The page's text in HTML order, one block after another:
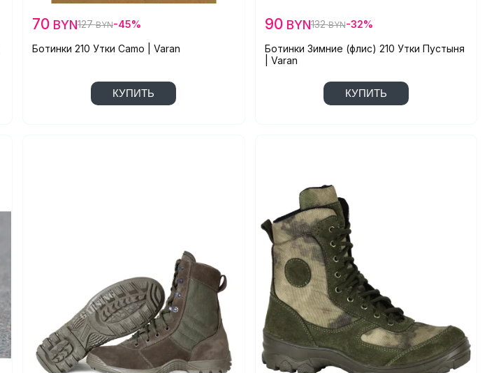
Ботинки 210 Утки Camo | Varan
70 BYN127BYN-45%
КУПИТЬ
Ботинки Зимние (флис) 210 Утки Пустыня
| Varan
90 BYN132BYN-32%
КУПИТЬ